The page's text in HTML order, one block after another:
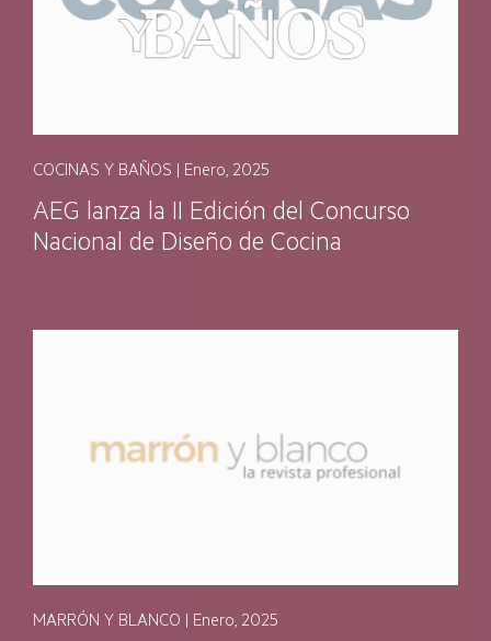
COCINAS Y BAÑOS | Enero, 2025
AEG lanza la II Edición del Concurso
Nacional de Diseño de Cocina
MARRÓN Y BLANCO | Enero, 2025